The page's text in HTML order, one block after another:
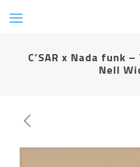
C’SAR x Nada funk
Nell